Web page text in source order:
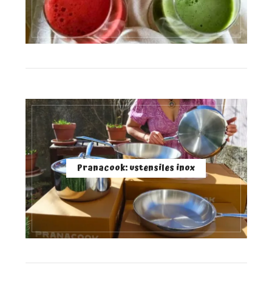
Pranacook: ustensiles inox